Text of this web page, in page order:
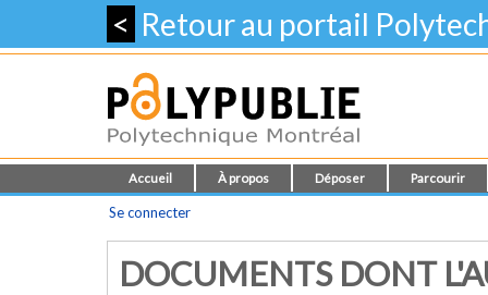
< Retour au portail
Accueil À propos Déposer Parcourir
Se connecter
DOCUMENTS DONT